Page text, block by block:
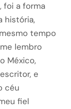
foi a forma
história,
tempo
lembro
México,
e
céu
fiel